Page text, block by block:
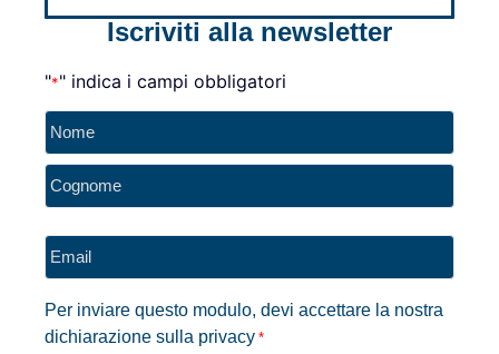
Iscriviti alla newsletter
"*" indica i campi obbligatori
Nome
*
Email
*
Per inviare questo modulo, devi accettare la nostra
dichiarazione sulla privacy *